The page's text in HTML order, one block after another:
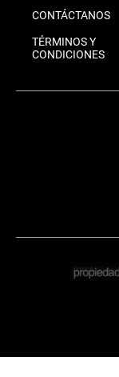
CONTÁCTANOS
TÉRMINOS Y
CONDICIONES